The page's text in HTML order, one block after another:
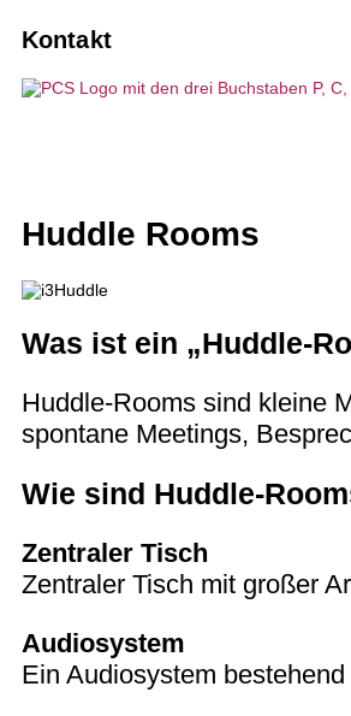
Vision, Nachhaltigkeit
News
Kontakt
Huddle Rooms
Was ist ein „Huddle-
Huddle-Rooms sind kleine
spontane Meetings,
Wie sind Huddle-
Zentraler Tisch
Zentraler Tisch mit großer
Audiosystem
Ein Audiosystem